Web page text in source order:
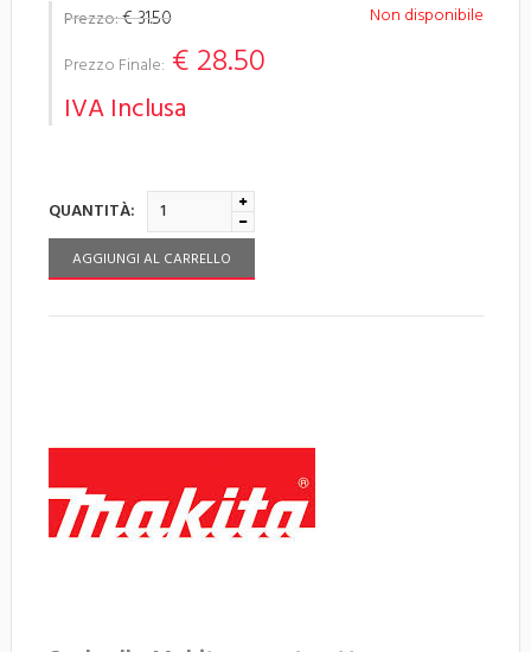
Non disponibile
Prezzo:€ 31.50
Prezzo Finale: € 28.50
IVA Inclusa
QUANTITÀ:
AGGIUNGI AL CARRELLO